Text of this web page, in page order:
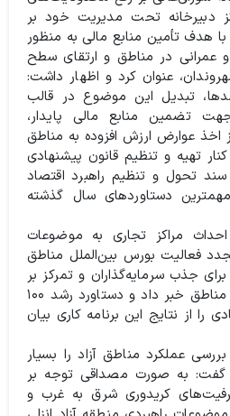
دبیرخانه تحت مدیریت خود بر
هدف تأمین منابع مالی به منظور
عمرانی در مناطق و ارتقای سطح
عنوان کرد و اظهار داشت:
درآمدها، تبدیل این موضوع در قالب
تضمین منابع مالی پایدار،
اخذ عوارض ارزش افزوده به مناطق
همت، در کنار تهیه و تنظیم قانون پیشنهادی
سند تحول و تنظیم راهبرد اقتصاد
دستاوردهای سال گذشته
احداث مراکز تجاری به موضوعات
فعالیت بورس بین‌الملل مناطق
جذب سرمایه‌گذاران و تمرکز بر
اقدامات راهبردی در سطح مناطق خبر داد و دستاورد رشد ۱۰۰
از نتایج این برنامه کاری بیان
عملکرد مناطق آزاد را بسیار
گفت: به صورت مصداقی توجه بر
کریدوری شرق به غرب و